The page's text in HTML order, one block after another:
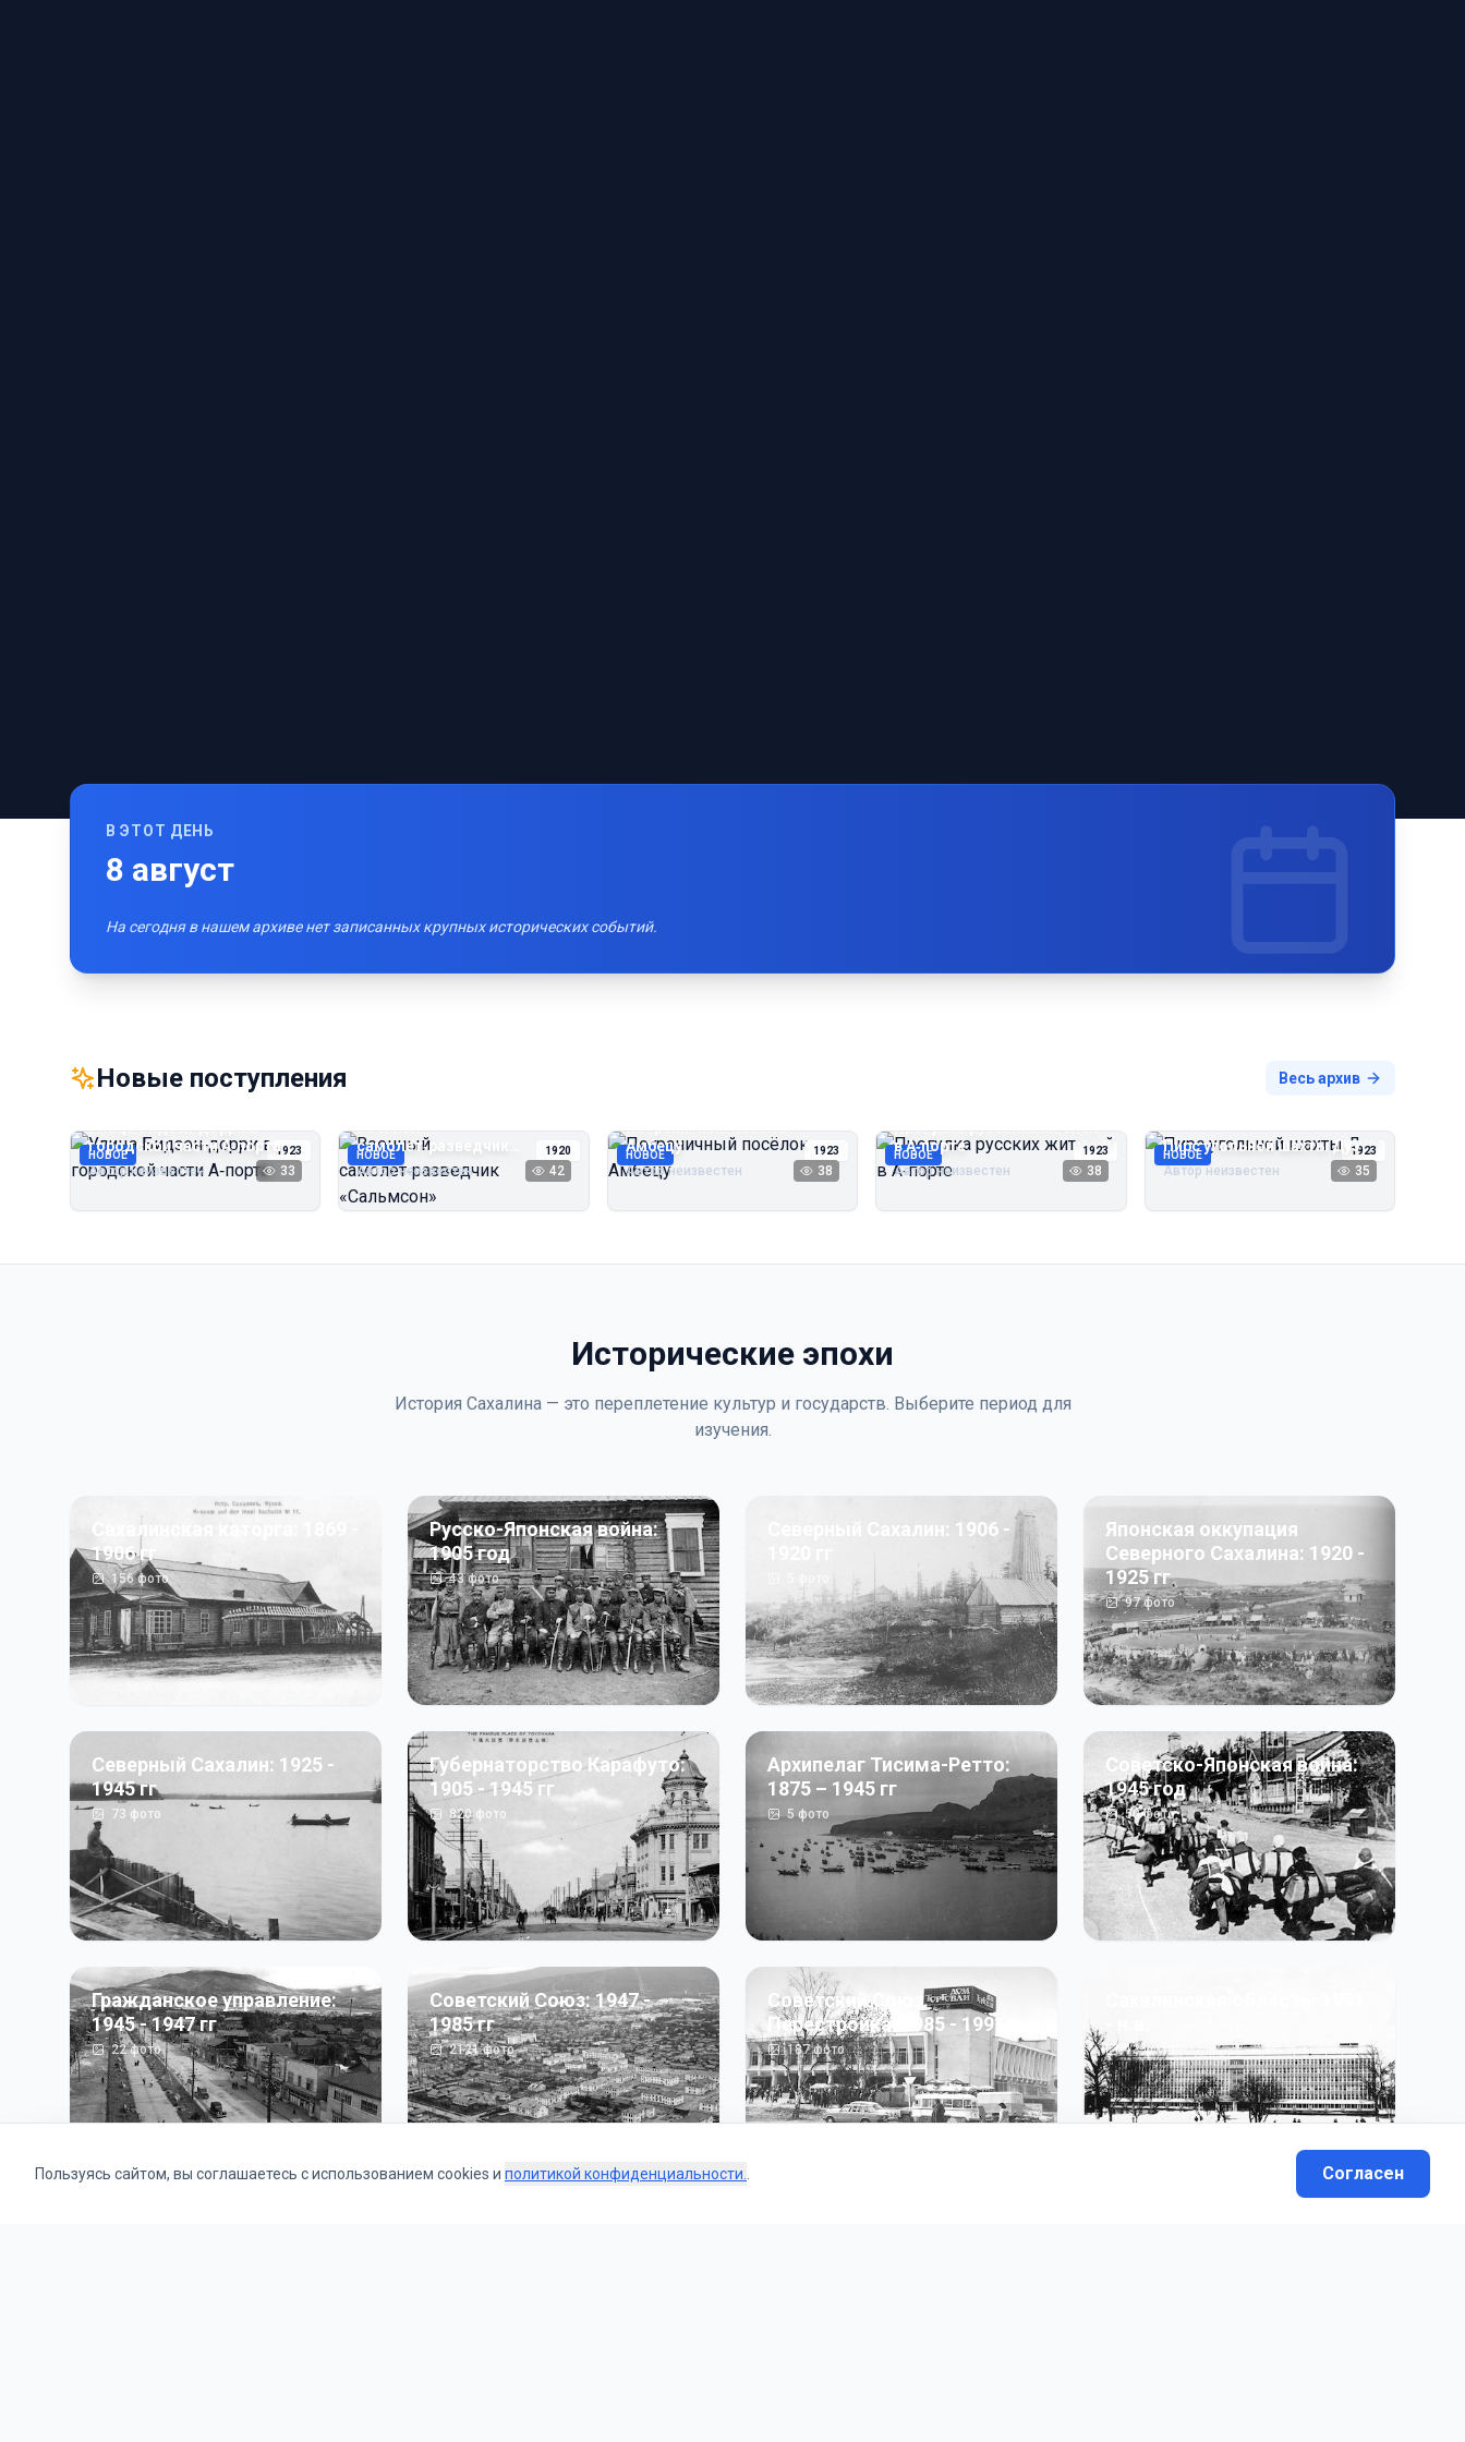
В ЭТОТ ДЕНЬ
8 август
На сегодня в нашем архиве нет записанных крупных исторических событий.
Новые поступления Весь архив
НОВОЕ 1923
Улица Бидзэн‑дорри в
городской части А‑порта
Автор неизвестен 33
НОВОЕ 1920
Военный
самолёт‑разведчик
«Сальмсон»
Автор неизвестен 42
НОВОЕ 1923
Пограничный посёлок
Амбецу
Автор неизвестен 38
НОВОЕ 1923
Прогулка русских жителей
в А‑порте
Автор неизвестен 38
НОВОЕ 1923
Пирс угольной шахты Дуэ
Автор неизвестен 35
Исторические эпохи
История Сахалина — это переплетение культур и государств. Выберите период для
изучения.
Сахалинская каторга: 1869 -
1906 гг
156фото
Русско-Японская война:
1905 год
43фото
Северный Сахалин: 1906 -
Японская оккупация
Северного Сахалина: 1920 -
1925 гг
97фото
Северный Сахалин: 1925 -
1945 гг
73 фото
Губернаторство Карафуто:
1905 - 1945 гг
820фото
Архипелаг Тисима-Ретто:
1875 – 1945 гг
5фото
Советско-Японская война:
1945 год
50фото
Гражданское управление:
1945 - 1947 гг
22фото
Советский Союз: 1947 -
1985 гг
2121фото
Советский Союз.
Перестройка: 1985 - 1991 гг
187фото 13фото
Пользуясь сайтом, вы соглашаетесь с использованием cookies и политикой конфиденциальности. Согласен